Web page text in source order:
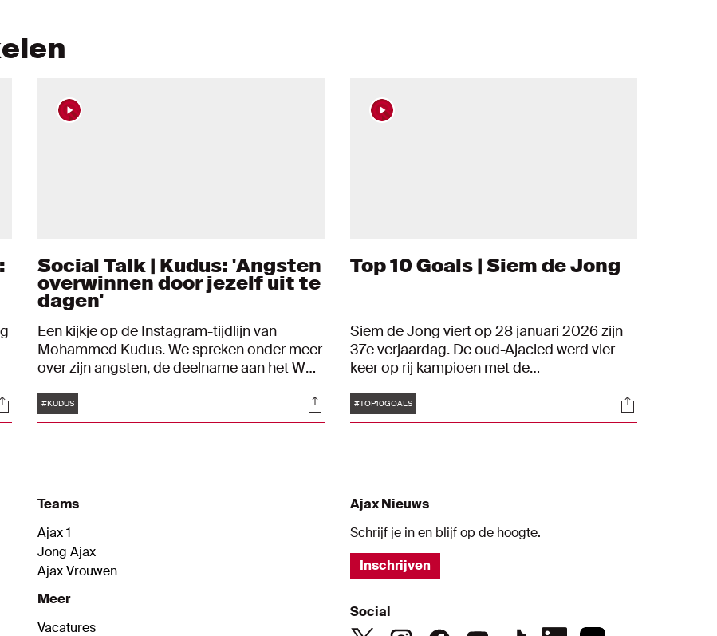
Social Talk | Kudus: 'Angsten
overwinnen door jezelf uit te
dagen'
Een kijkje op de Instagram-tijdlijn van
Mohammed Kudus. We spreken onder meer
over zijn angsten, de deelname aan het WK
speelt een grote rol in mijn leven en het helpt
me bij wat ik doe."
Tags
#KUDUS Socials
Top 10 Goals | Siem de Jong
Siem de Jong viert op 28 januari 2026 zijn
37e verjaardag. De oud-Ajacied werd vier
keer op rij kampioen met de
Beker. Ter ere van zijn geboortedag hebben
wij tien goals op een rij gezet.
Tags
#TOP10GOALS Socials
Teams
Ajax 1
Jong Ajax
Ajax Vrouwen
Meer
Vacatures
Ajax Nieuws
Schrijf je in en blijf op de hoogte.
Inschrijven
Social